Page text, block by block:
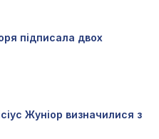
підписала двох
Жуніор визначилися з